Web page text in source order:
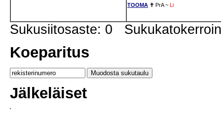
TOOMA ✝ PrA ~ Li
Sukusiitosaste: 0
Koeparitus
Jälkeläiset